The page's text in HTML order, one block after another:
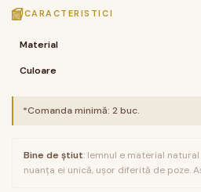
CARACTERISTICI
Material
Culoare
*Comanda minimă: 2buc.
Bine de știut: lemnul e material
nuanța ei unică, ușor diferită de poze.